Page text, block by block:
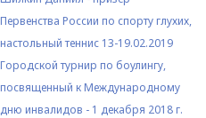
Первенства России по спорту глухих,
настольный теннис 13-19.02.2019
Городской турнир по боулингу,
посвященный к Международному
дню инвалидов - 1 декабря 2018 г.